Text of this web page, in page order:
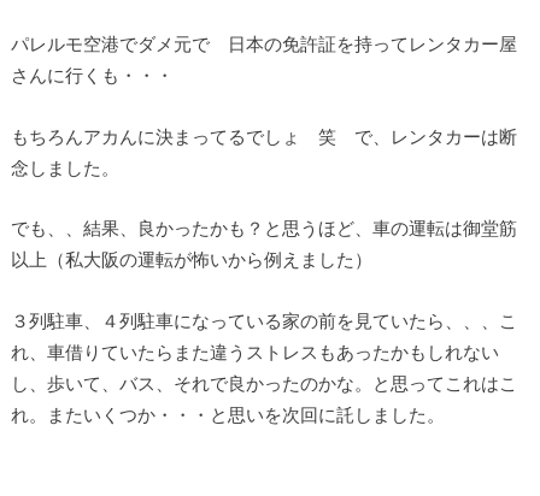
パレルモ空港でダメ元で 日本の免許証を持ってレンタカー屋
さんに行くも・・・
もちろんアカんに決まってるでしょ 笑 で、レンタカーは断
念しました。
でも、、結果、良かったかも？と思うほど、車の運転は御堂筋
以上（私大阪の運転が怖いから例えました）
３列駐車、４列駐車になっている家の前を見ていたら、、、こ
れ、車借りていたらまた違うストレスもあったかもしれない
し、歩いて、バス、それで良かったのかな。と思ってこれはこ
れ。またいくつか・・・と思いを次回に託しました。